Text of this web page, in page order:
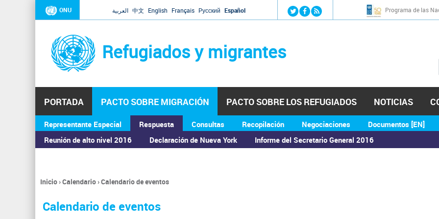
Jump to navigation
ONU العربية 中文 English Français Русский Español Programa de las
Refugiados y migrantes
PORTADA PACTO SOBRE MIGRACIÓN
Representante Especial
Respuesta
Reunión de alto nivel 2016
Declaración de Nueva York Informe del Secretario General 2016
Consultas Recopilación Negociaciones Documentos [EN]
PACTO SOBRE LOS REFUGIADOS NOTICIAS
ASAMBLEA GENERAL
Se
encuentra
usted
Inicio›Calendario›Calendario de eventos
Calendario de eventos